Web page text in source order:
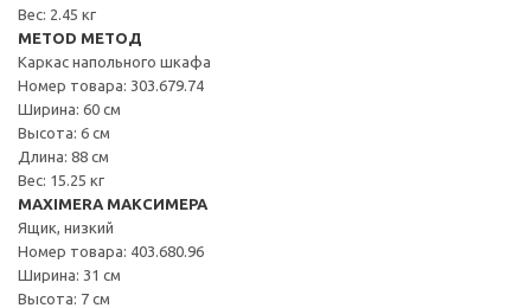
Вес: 2.45 кг
METOD МЕТОД
Каркас напольного шкафа
Номер товара: 303.679.74
Ширина: 60 см
Высота: 6 см
Длина: 88 см
Вес: 15.25 кг
MAXIMERA МАКСИМЕРА
Ящик, низкий
Номер товара: 403.680.96
Ширина: 31 см
Высота: 7 см